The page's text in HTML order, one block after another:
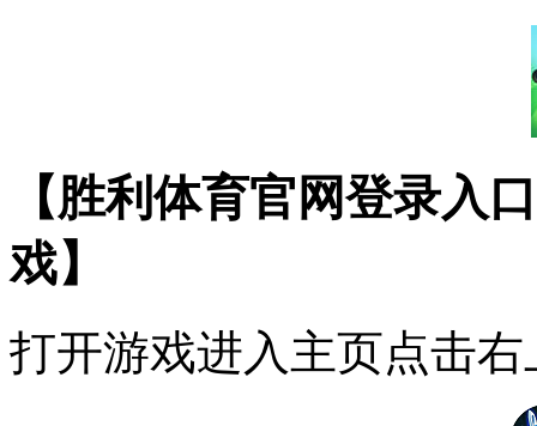
【胜利体育官网登录入
戏】
打开游戏进入主页点击